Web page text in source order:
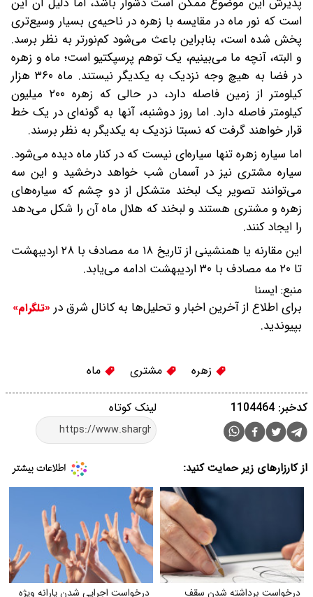
است که نور ماه در مقایسه با زهره در ناحیه‌ی بسیار وسیع‌تری
پخش شده است، بنابراین باعث می‌شود کم‌نورتر به نظر برسد.
و البته، آنچه ما می‌بینیم، یک توهم پرسپکتیو است؛ ماه و زهره
در فضا به هیچ وجه نزدیک به یکدیگر نیستند. ماه ۳۶۰ هزار
کیلومتر از زمین فاصله دارد، در حالی که زهره ۲۰۰ میلیون
کیلومتر فاصله دارد. اما روز دوشنبه، آنها به گونه‌ای در یک خط
قرار خواهند گرفت که نسبتا نزدیک به یکدیگر به نظر برسند.
اما سیاره زهره تنها سیاره‌ای نیست که در کنار ماه دیده می‌شود.
سیاره‌ مشتری نیز در آسمان شب خواهد درخشید و این سه
می‌توانند تصویر یک لبخند متشکل از دو چشم که سیاره‌های
زهره و مشتری هستند و لبخند که هلال ماه آن را شکل می‌دهد
را ایجاد کنند.
این مقارنه یا همنشینی از تاریخ ۱۸ مه مصادف با ۲۸ اردیبهشت
تا ۲۰ مه مصادف با ۳۰ اردیبهشت ادامه می‌یابد.
منبع: ایسنا
برای اطلاع از آخرین اخبار و تحلیل‌ها به کانال شرق در «تلگرام»
بپیوندید.
زهره مشتری ماه
لینک کوتاه کدخبر: 1104464
از کارزارهای زیر حمایت کنید:
درخواست برداشته شدن سقف درخواست اجرایی شدن یارانه ویژه